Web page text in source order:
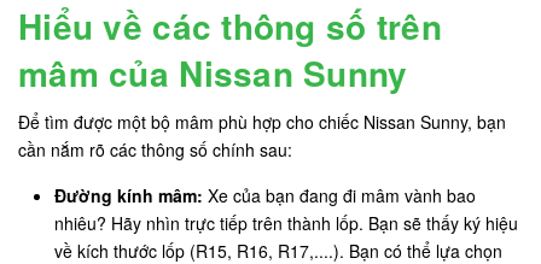
Hiểu về các thông số trên
mâm của Nissan Sunny
Để tìm được một bộ mâm phù hợp cho chiếc Nissan Sunny, bạn
cần nắm rõ các thông số chính sau:
Đường kính mâm: Xe của bạn đang đi mâm vành bao
nhiêu? Hãy nhìn trực tiếp trên thành lốp. Bạn sẽ thấy ký hiệu
về kích thước lốp (R15, R16, R17,....). Bạn có thể lựa chọn